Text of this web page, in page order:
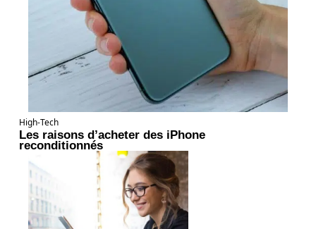
High-Tech
Les raisons d’acheter des iPhone
reconditionnés